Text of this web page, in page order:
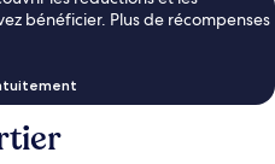
bénéficier. Plus de récompenses